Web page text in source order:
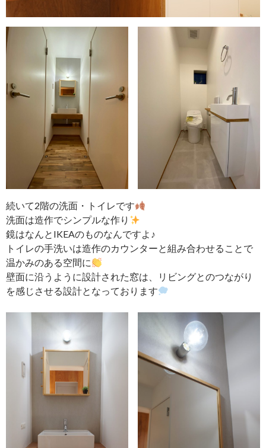
続いて2階の洗面・トイレです
洗面は造作でシンプルな作り
鏡はなんとIKEAのものなんですよ♪
トイレの手洗いは造作のカウンターと組み合わせることで
温かみのある空間に
壁面に沿うように設計された窓は、リビングとのつながり
を感じさせる設計となっております